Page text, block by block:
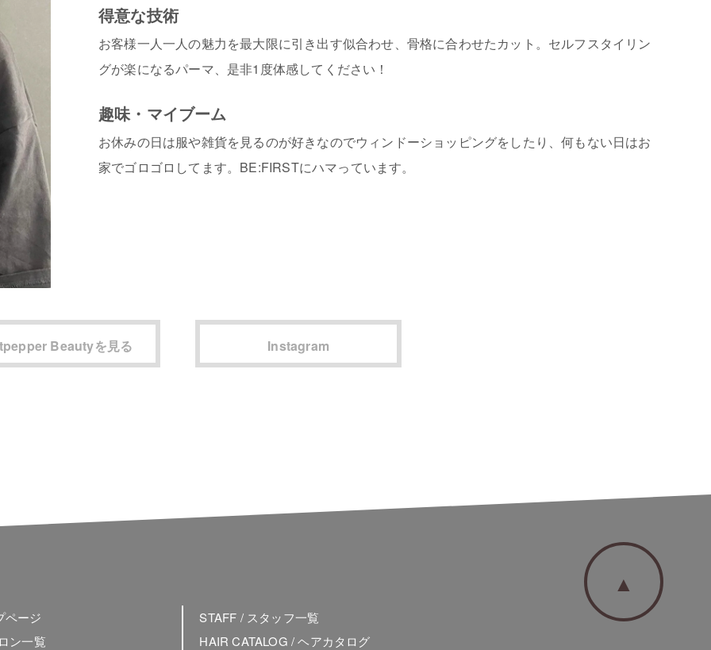
得意な技術
お客様一人一人の魅力を最大限に引き出す似合わせ、骨格に合わせたカット。セルフスタイリン
グが楽になるパーマ、是非1度体感してください！
趣味・マイブーム
お休みの日は服や雑貨を見るのが好きなのでウィンドーショッピングをしたり、何もない日はお
家でゴロゴロしてます。BE:FIRSTにハマっています。
Beautyを見る Instagram
▲
ページ
ン一覧
STAFF / スタッフ一覧
HAIR CATALOG / ヘアカタログ